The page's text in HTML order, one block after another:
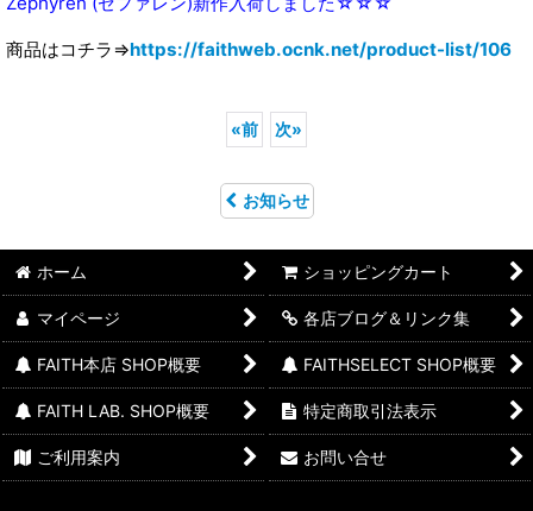
商品はコチラ⇒https://faithweb.ocnk.net/product-list/106
«前 次»
お知らせ
ホーム ショッピングカート
マイページ 各店ブログ＆リンク集
FAITH本店 SHOP概要 FAITHSELECT SHOP概要
FAITH LAB. SHOP概要 特定商取引法表示
ご利用案内 お問い合せ